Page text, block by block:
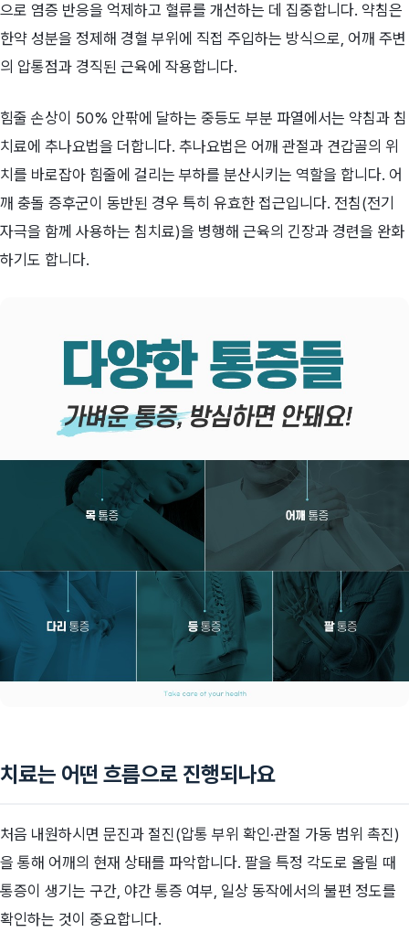
으로 염증 반응을 억제하고 혈류를 개선하는 데 집중합니다. 약침은
한약 성분을 정제해 경혈 부위에 직접 주입하는 방식으로, 어깨 주변
의 압통점과 경직된 근육에 작용합니다.
힘줄 손상이 50% 안팎에 달하는 중등도 부분 파열에서는 약침과 침
치료에 추나요법을 더합니다. 추나요법은 어깨 관절과 견갑골의 위
치를 바로잡아 힘줄에 걸리는 부하를 분산시키는 역할을 합니다. 어
깨 충돌 증후군이 동반된 경우 특히 유효한 접근입니다. 전침(전기
자극을 함께 사용하는 침치료)을 병행해 근육의 긴장과 경련을 완화
하기도 합니다.
치료는 어떤 흐름으로 진행되나요
처음 내원하시면 문진과 절진(압통 부위 확인·관절 가동 범위 촉진)
을 통해 어깨의 현재 상태를 파악합니다. 팔을 특정 각도로 올릴 때
통증이 생기는 구간, 야간 통증 여부, 일상 동작에서의 불편 정도를
확인하는 것이 중요합니다.